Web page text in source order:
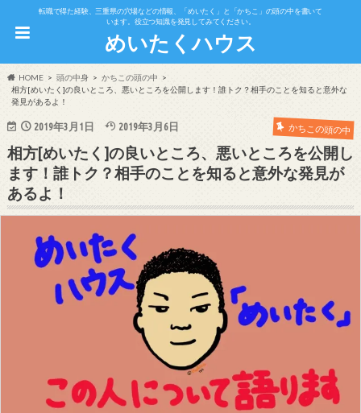
転職で得た経験、三重県の穴場などの情報、「めいたく」と「かちこ」の頭の中を書いて
います。役立つ知識を発見してみてください。
めいたくハウス
HOME 頭の中身
かちこの頭の中
相方[めいたく]の良いところ、悪いところを公開します！誰トク？相手のことを知ると意外な
発見があるよ！
2019年3月1日 2019年3月6日 かちこの頭の中
相方[めいたく]の良いところ、悪いところを公開し
ます！誰トク？相手のことを知ると意外な発見が
あるよ！